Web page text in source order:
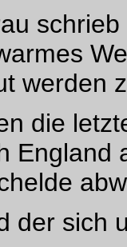
schrieb
werden
die
der sich